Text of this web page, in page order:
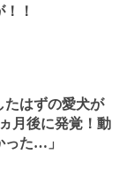
！
たはずの愛犬が
月後に発覚！動
った…」